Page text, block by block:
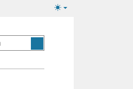
Lichte/donkere